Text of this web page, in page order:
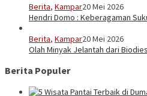
Berita, Kampar20 Mei 2026
Hendri Domo : Keberagaman
Berita, Kampar20 Mei 2026
Olah Minyak Jelantah dari
Berita Populer